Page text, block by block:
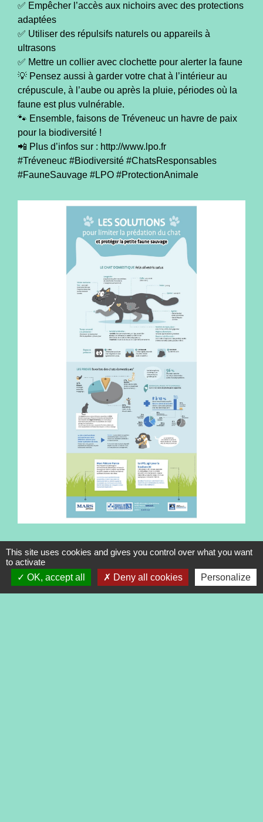
✅ Empêcher l’accès aux nichoirs avec des protections
adaptées
✅ Utiliser des répulsifs naturels ou appareils à
ultrasons
✅ Mettre un collier avec clochette pour alerter la faune
💡 Pensez aussi à garder votre chat à l’intérieur au
crépuscule, à l’aube ou après la pluie, périodes où la
faune est plus vulnérable.
🐾 Ensemble, faisons de Tréveneuc un havre de paix
pour la biodiversité !
📲 Plus d’infos sur : http://www.lpo.fr
#Tréveneuc #Biodiversité #ChatsResponsables
#FauneSauvage #LPO #ProtectionAnimale
This site uses cookies and gives you control over what you want
to activate
OK, accept all
Deny all cookies Personalize